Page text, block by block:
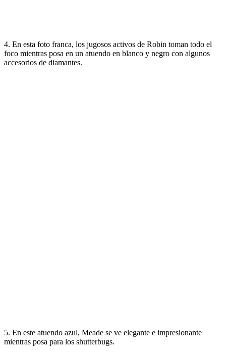
4. En esta foto franca, los jugosos activos de Robin toman todo el
foco mientras posa en un atuendo en blanco y negro con algunos
accesorios de diamantes.
5. En este atuendo azul, Meade se ve elegante e impresionante
mientras posa para los shutterbugs.